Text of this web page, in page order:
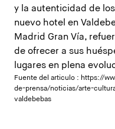
y la autenticidad de
nuevo hotel en
Madrid Gran Vía,
de ofrecer a sus
lugares en plena
Fuente del articulo : https://
de-prensa/noticias/arte-
valdebebas